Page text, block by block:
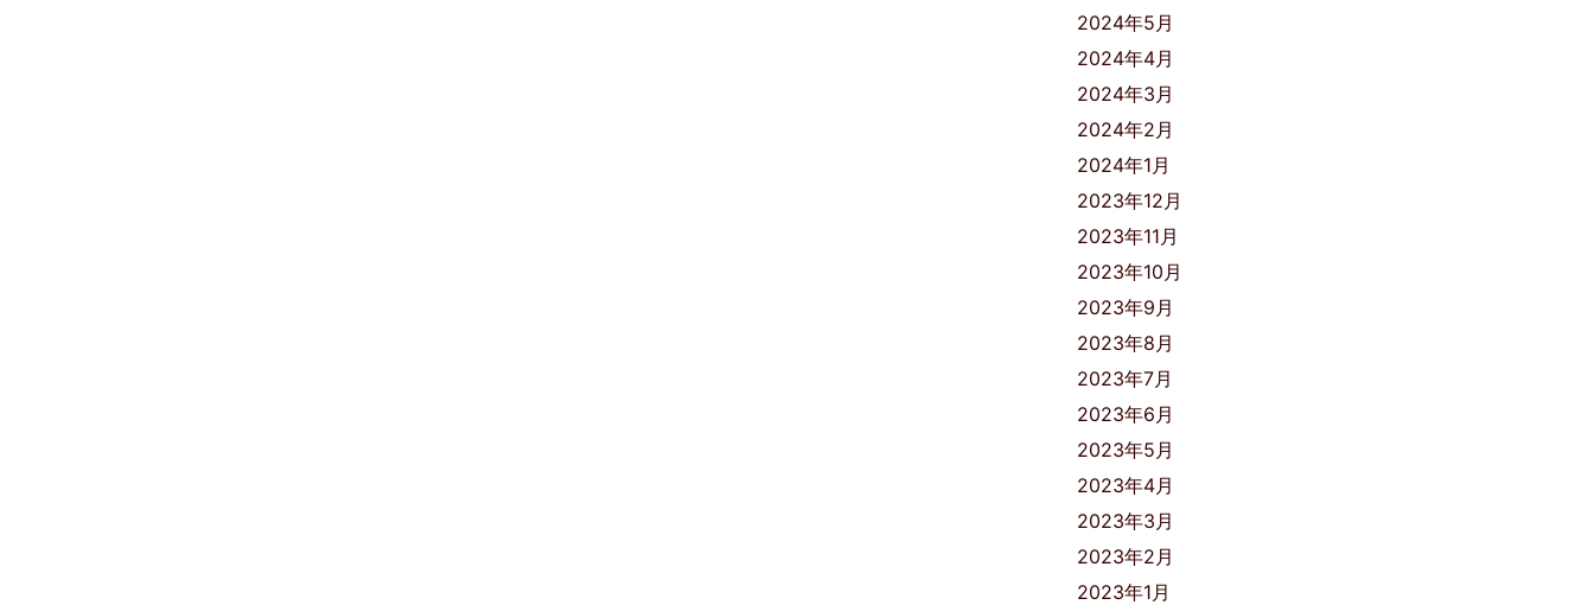
2024年5月
2024年4月
2024年3月
2024年2月
2024年1月
2023年12月
2023年11月
2023年10月
2023年9月
2023年8月
2023年7月
2023年6月
2023年5月
2023年4月
2023年3月
2023年2月
2023年1月